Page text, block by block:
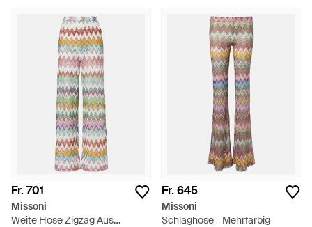
Fr. 701
Missoni
Weite Hose Zigzag Aus
Fr. 645
Missoni
Schlaghose - Mehrfarbig